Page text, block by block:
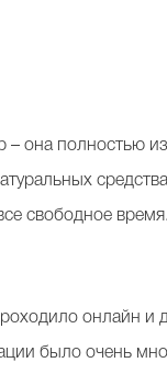
– она полностью
свободное
онлайн и
было очень